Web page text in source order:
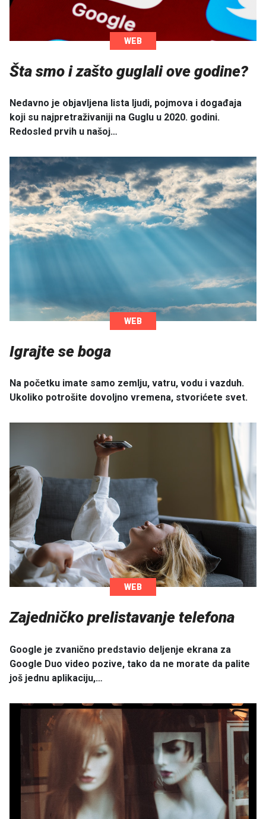
WEB
Šta smo i zašto guglali ove godine?
Nedavno je objavljena lista ljudi, pojmova i događaja
koji su najpretraživaniji na Guglu u 2020. godini.
Redosled prvih u našoj…
WEB
Igrajte se boga
Na početku imate samo zemlju, vatru, vodu i vazduh.
Ukoliko potrošite dovoljno vremena, stvorićete svet.
WEB
Zajedničko prelistavanje telefona
Google je zvanično predstavio deljenje ekrana za
Google Duo video pozive, tako da ne morate da palite
još jednu aplikaciju,…